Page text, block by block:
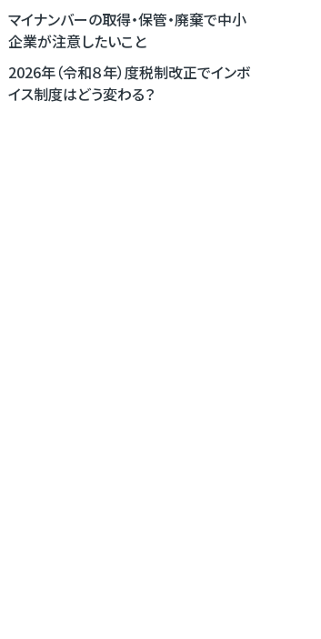
マイナンバーの取得・保管・廃棄で中小
企業が注意したいこと
2026年（令和８年）度税制改正でインボ
イス制度はどう変わる？